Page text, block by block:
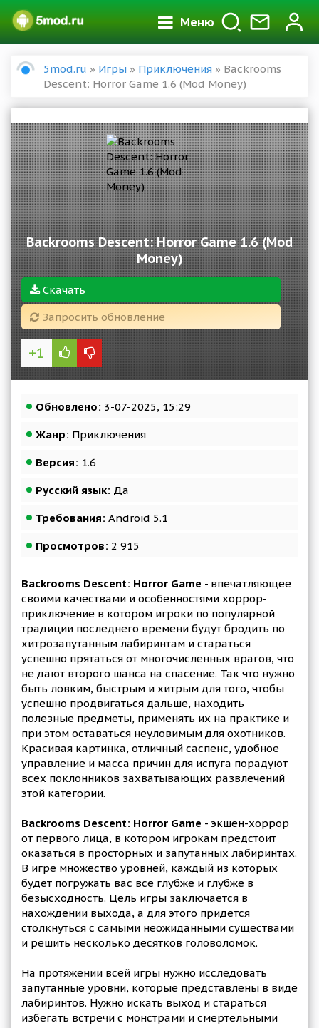
Меню
5mod.ru » Игры » Приключения » Backrooms
Descent: Horror Game 1.6 (Mod Money)
Backrooms Descent: Horror Game 1.6 (Mod
Money)
Скачать
Запросить обновление
+1
Обновлено: 3-07-2025, 15:29
Жанр: Приключения
Версия: 1.6
Русский язык: Да
Требования: Android 5.1
Просмотров: 2 915
Backrooms Descent: Horror Game - впечатляющее
своими качествами и особенностями хоррор-
приключение в котором игроки по популярной
традиции последнего времени будут бродить по
хитрозапутанным лабиринтам и стараться
успешно прятаться от многочисленных врагов, что
не дают второго шанса на спасение. Так что нужно
быть ловким, быстрым и хитрым для того, чтобы
успешно продвигаться дальше, находить
полезные предметы, применять их на практике и
при этом оставаться неуловимым для охотников.
Красивая картинка, отличный саспенс, удобное
управление и масса причин для испуга порадуют
всех поклонников захватывающих развлечений
этой категории.
Backrooms Descent: Horror Game - экшен-хоррор
от первого лица, в котором игрокам предстоит
оказаться в просторных и запутанных лабиринтах.
В игре множество уровней, каждый из которых
будет погружать вас все глубже и глубже в
безысходность. Цель игры заключается в
нахождении выхода, а для этого придется
столкнуться с самыми неожиданными существами
и решить несколько десятков головоломок.
На протяжении всей игры нужно исследовать
запутанные уровни, которые представлены в виде
лабиринтов. Нужно искать выход и стараться
избегать встречи с монстрами и смертельными